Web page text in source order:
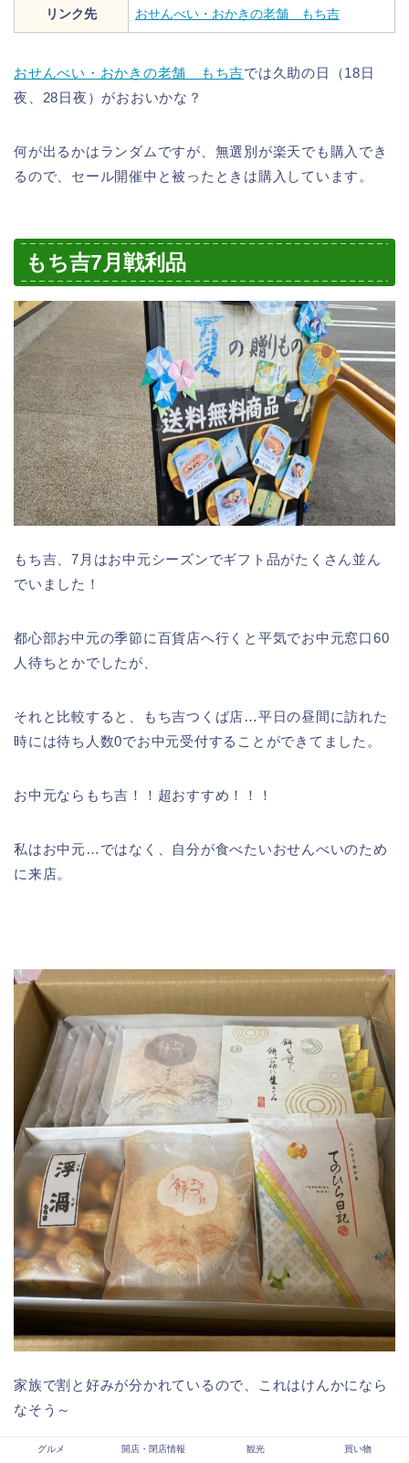
リンク先 おせんべい・おかきの老舗 もち吉
おせんべい・おかきの老舗 もち吉では久助の日（18日
夜、28日夜）がおおいかな？
何が出るかはランダムですが、無選別が楽天でも購入でき
るので、セール開催中と被ったときは購入しています。
もち吉7月戦利品
もち吉、7月はお中元シーズンでギフト品がたくさん並ん
でいました！
都心部お中元の季節に百貨店へ行くと平気でお中元窓口60
人待ちとかでしたが、
それと比較すると、もち吉つくば店…平日の昼間に訪れた
時には待ち人数0でお中元受付することができてました。
お中元ならもち吉！！超おすすめ！！！
私はお中元…ではなく、自分が食べたいおせんべいのため
に来店。
家族で割と好みが分かれているので、これはけんかになら
なそう～
グルメ 開店・閉店情報 観光 買い物